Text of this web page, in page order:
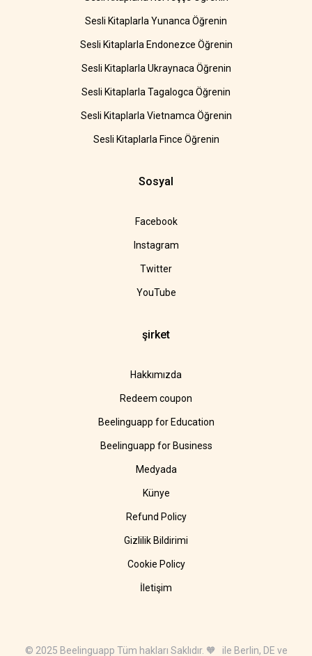
Sesli Kitaplarla Yunanca Öğrenin
Sesli Kitaplarla Endonezce Öğrenin
Sesli Kitaplarla Ukraynaca Öğrenin
Sesli Kitaplarla Tagalogca Öğrenin
Sesli Kitaplarla Vietnamca Öğrenin
Sesli Kitaplarla Fince Öğrenin
Sosyal
Facebook
Instagram
Twitter
YouTube
şirket
Hakkımızda
Redeem coupon
Beelinguapp for Education
Beelinguapp for Business
Medyada
Künye
Refund Policy
Gizlilik Bildirimi
Cookie Policy
İletişim
© 2025 Beelinguapp Tüm hakları Saklıdır. 🧡 ile Berlin, DE ve